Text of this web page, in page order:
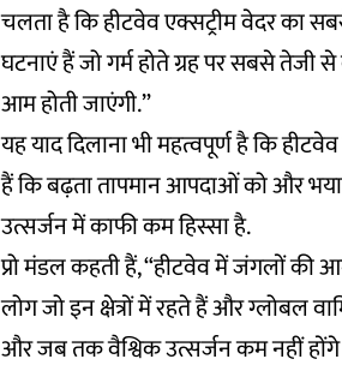
चलता है कि हीटवेव एक्सट्रीम वेदर का
घटनाएं हैं जो गर्म होते ग्रह पर सबसे
आम होती जाएंगी.”
यह याद दिलाना भी महत्वपूर्ण है कि
हैं कि बढ़ता तापमान आपदाओं को और
उत्सर्जन में काफी कम हिस्सा है.
प्रो मंडल कहती हैं, “हीटवेव में जंगलों की
लोग जो इन क्षेत्रों में रहते हैं और ग्लोबल
और जब तक वैश्विक उत्सर्जन कम नहीं